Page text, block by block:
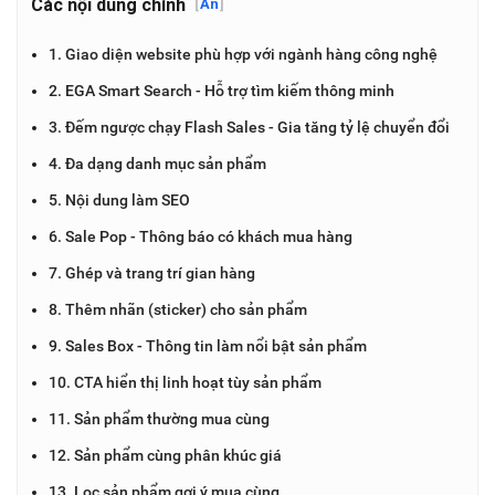
Các nội dung chính Ẩn
1. Giao diện website phù hợp với ngành hàng công nghệ
2. EGA Smart Search - Hỗ trợ tìm kiếm thông minh
3. Đếm ngược chạy Flash Sales - Gia tăng tỷ lệ chuyển đổi
4. Đa dạng danh mục sản phẩm
5. Nội dung làm SEO
6. Sale Pop - Thông báo có khách mua hàng
7. Ghép và trang trí gian hàng
8. Thêm nhãn (sticker) cho sản phẩm
9. Sales Box - Thông tin làm nổi bật sản phẩm
10. CTA hiển thị linh hoạt tùy sản phẩm
11. Sản phẩm thường mua cùng
12. Sản phẩm cùng phân khúc giá
13. Lọc sản phẩm gợi ý mua cùng